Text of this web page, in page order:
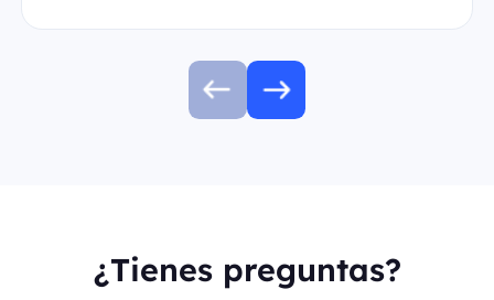
¿Tienes preguntas?